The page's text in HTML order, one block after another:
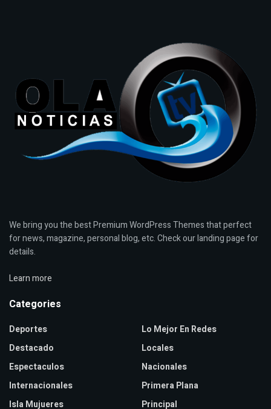
We bring you the best Premium WordPress Themes that perfect
for news, magazine, personal blog, etc. Check our landing page for
details.
Learn more
Categories
Deportes
Destacado
Espectaculos
Internacionales
Isla Mujueres
Lo Mejor En Redes
Locales
Nacionales
Primera Plana
Principal